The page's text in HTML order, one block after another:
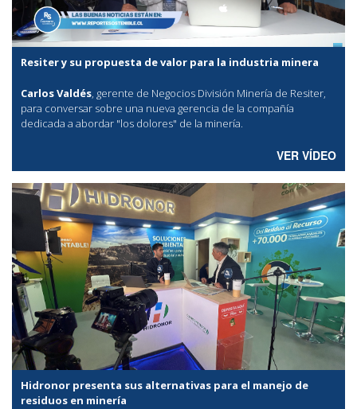
Resiter y su propuesta de valor para la industria minera
Carlos Valdés, gerente de Negocios División Minería de Resiter,
para conversar sobre una nueva gerencia de la compañía
dedicada a abordar "los dolores" de la minería.
VER VÍDEO
Hidronor presenta sus alternativas para el manejo de
residuos en minería